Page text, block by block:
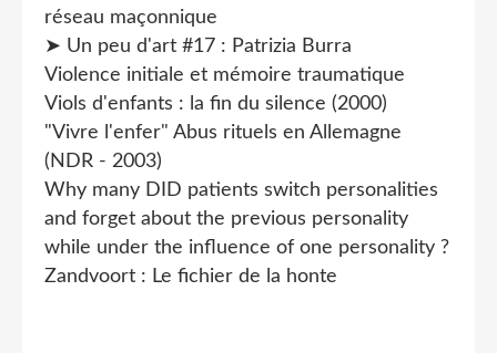
réseau maçonnique
➤ Un peu d'art #17 : Patrizia Burra
Violence initiale et mémoire traumatique
Viols d'enfants : la fin du silence (2000)
"Vivre l'enfer" Abus rituels en Allemagne
(NDR - 2003)
Why many DID patients switch personalities
and forget about the previous personality
while under the influence of one personality ?
Zandvoort : Le fichier de la honte